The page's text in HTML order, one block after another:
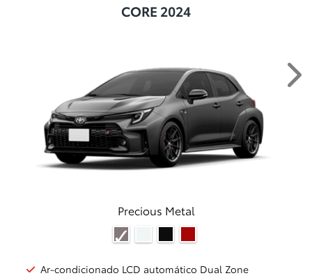
CORE 2024
Precious Metal
Ar-condicionado LCD automático Dual Zone